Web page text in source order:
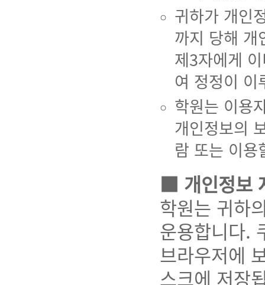
귀하가 개인
까지 당해 개
제3자에게
여 정정이 이
학원는 이용
개인정보의
람 또는 이용
■ 개인정보
학원는 귀하
운용합니다.
브라우저에
스크에 저장